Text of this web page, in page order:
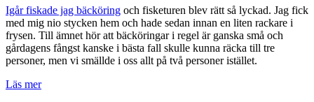
ägg”
Igår fiskade jag bäcköring och fisketuren blev rätt så lyckad. Jag fick
med mig nio stycken hem och hade sedan innan en liten rackare i
frysen. Till ämnet hör att bäcköringar i regel är ganska små och
gårdagens fångst kanske i bästa fall skulle kunna räcka till tre
personer, men vi smällde i oss allt på två personer istället.
Läs mer”Stekt